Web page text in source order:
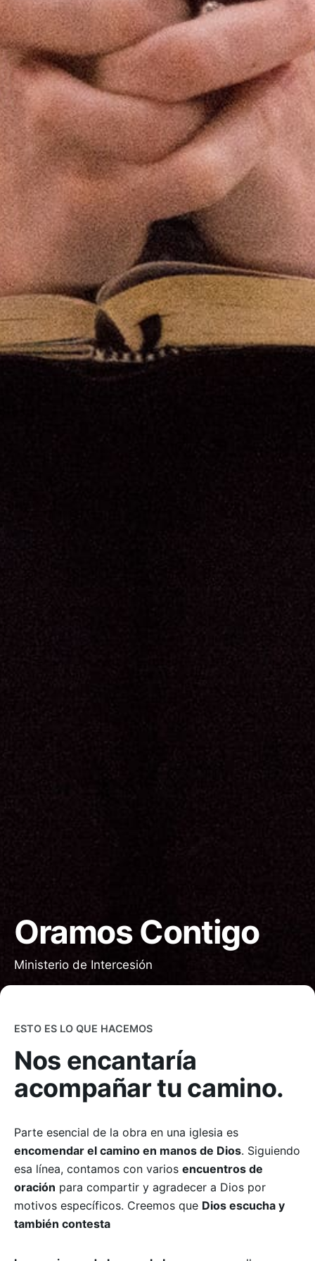
Oramos Contigo
Ministerio de Intercesión
ESTO ES LO QUE HACEMOS
Nos encantaría
acompañar tu camino.
Parte esencial de la obra en una iglesia es
encomendar el camino en manos de Dios. Siguiendo
esa línea, contamos con varios encuentros de
oración para compartir y agradecer a Dios por
motivos específicos. Creemos que Dios escucha y
también contesta